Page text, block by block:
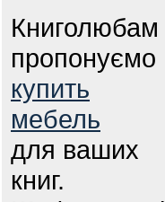
Книголюбам
пропонуємо
купить
мебель
для ваших
книг.